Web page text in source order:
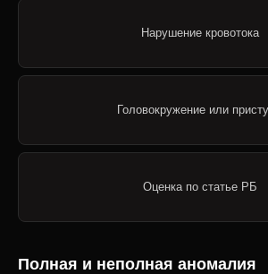
Нарушение кровотока
Головокружение или
Оценка по статье РБ
Полная и неполная аномалия